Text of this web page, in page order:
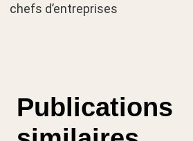
l’article
chefs d’entreprises
Publications